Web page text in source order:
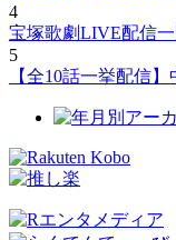
4
宝塚歌劇LIVE配信
5
【全10話一挙配信